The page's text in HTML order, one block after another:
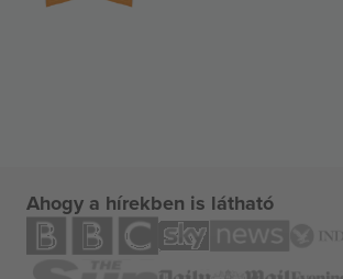
Ahogy a hírekben is látható